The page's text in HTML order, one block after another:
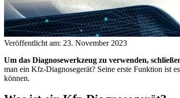
Veröffentlicht am: 23. November 2023
Um das Diagnosewerkzeug zu verwenden,
man ein Kfz-Diagnosegerät? Seine erste Funktion ist
können.